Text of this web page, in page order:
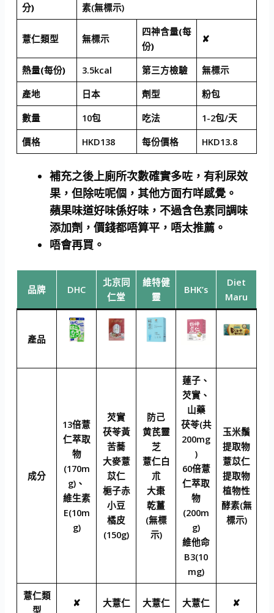
分)
素(無標示)
薏仁類型 無標示
四神含量(每
份)
✘
熱量(每份) 3.5kcal 第三方檢驗
無標示
產地
日本 劑型
粉包
數量
10包 吃法
1-2包/天
價格
HKD138 每份價格 HKD13.8
補充之後上廁所次數確實多咗，有利尿效
果，但除咗呢個，其他方面冇咩感覺。
蘋果味道好味係好味，不過含色素同調味
添加劑，價錢都唔算平，唔太推薦。
唔會再買。
品牌 DHC
北京同
仁堂
維特健
靈
BHK’s
Diet
Maru
產品
成分
13倍薏
仁萃取
物
(170m
g)、
維生素
E(10m
g)
芡實
茯苓黃
苦蕎
大麥薏
苡仁
梔子赤
小豆
橘皮
(150g)
防己
黄芪靈
芝
薏仁白
朮
大棗
乾薑
(無標
示)
蓮子、
芡實、
山藥
茯苓(共
200mg
)
60倍薏
仁萃取
物
(200m
g)
維他命
B3(10
mg)
玉米鬚
提取物
薏苡仁
提取物
植物性
酵素(無
標示)
薏仁類
型
✘ 大薏仁 大薏仁 大薏仁 ✘